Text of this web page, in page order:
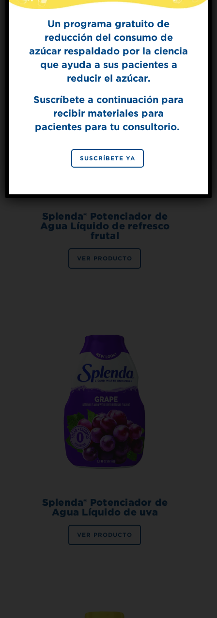
relacionados
Splenda® Potenciador de
Agua Líquido de refresco
frutal
VER PRODUCTO
Splenda® Potenciador de
Agua Líquido de uva
VER PRODUCTO
Un programa gratuito de
reducción del consumo de
azúcar respaldado por la ciencia
que ayuda a sus pacientes a
reducir el azúcar.
Suscríbete a continuación para
recibir materiales para
pacientes para tu consultorio.
SUSCRÍBETE YA
The Sweet Dish
Get mouth-watering recipes from the
SIGN UP